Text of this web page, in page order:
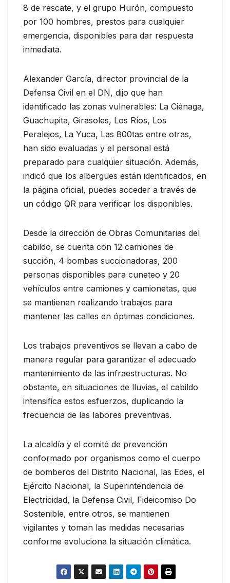
8 de rescate, y el grupo Hurón, compuesto
por 100 hombres, prestos para cualquier
emergencia, disponibles para dar respuesta
inmediata.
Alexander García, director provincial de la
Defensa Civil en el DN, dijo que han
identificado las zonas vulnerables: La Ciénaga,
Guachupita, Girasoles, Los Ríos, Los
Peralejos, La Yuca, Las 800tas entre otras,
han sido evaluadas y el personal está
preparado para cualquier situación. Además,
indicó que los albergues están identificados, en
la página oficial, puedes acceder a través de
un código QR para verificar los disponibles.
Desde la dirección de Obras Comunitarias del
cabildo, se cuenta con 12 camiones de
succión, 4 bombas succionadoras, 200
personas disponibles para cuneteo y 20
vehículos entre camiones y camionetas, que
se mantienen realizando trabajos para
mantener las calles en óptimas condiciones.
Los trabajos preventivos se llevan a cabo de
manera regular para garantizar el adecuado
mantenimiento de las infraestructuras. No
obstante, en situaciones de lluvias, el cabildo
intensifica estos esfuerzos, duplicando la
frecuencia de las labores preventivas.
La alcaldía y el comité de prevención
conformado por organismos como el cuerpo
de bomberos del Distrito Nacional, las Edes, el
Ejército Nacional, la Superintendencia de
Electricidad, la Defensa Civil, Fideicomiso Do
Sostenible, entre otros, se mantienen
vigilantes y toman las medidas necesarias
conforme evoluciona la situación climática.